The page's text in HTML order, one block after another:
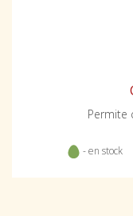
Permite
- en stock